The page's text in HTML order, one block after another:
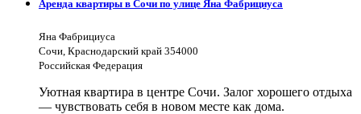
Аренда квартиры в Сочи по улице Яна Фабрициуса
Яна Фабрициуса
Сочи, Краснодарский край 354000
Российская Федерация
Уютная квартира в центре Сочи. Залог хорошего отдыха
— чувствовать себя в новом месте как дома.